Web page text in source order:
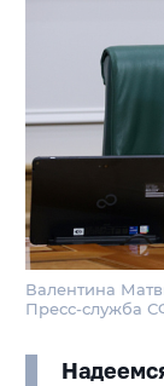
Валентина
Пресс-служба